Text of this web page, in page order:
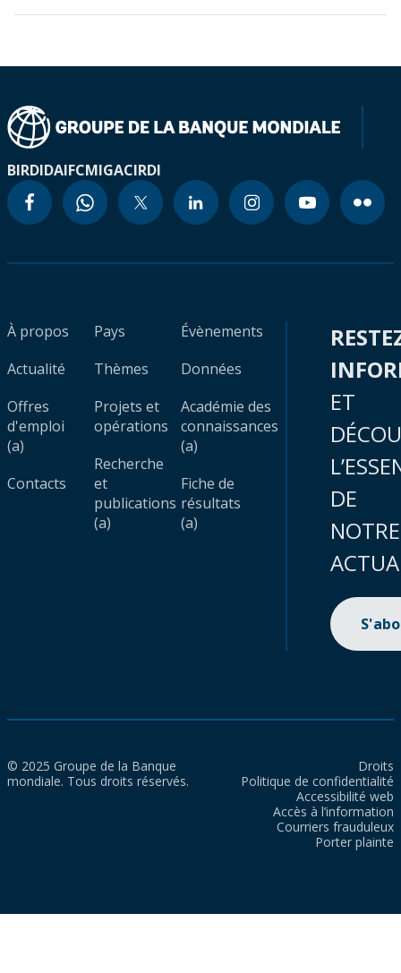
BIRDIDAIFCMIGACIRDI
À propos
Actualité
Offres
d'emploi
(a)
Contacts
Pays
Thèmes
Projets et
opérations
Recherche
et
publications
(a)
Évènements
Données
Académie des
connaissances
(a)
Fiche de
résultats
(a)
ET
DE
NOTRE
© 2025 Groupe de la Banque
mondiale. Tous droits réservés.
Droits
Politique de confidentialité
Accessibilité web
Accès à l’information
Courriers frauduleux
Porter plainte